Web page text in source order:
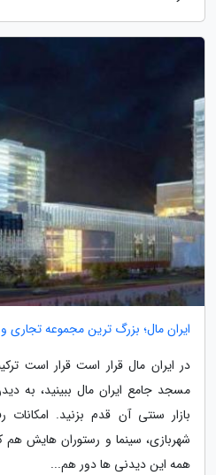
ایران مال؛ بزرگ ترین مجموعه تجاری
در ایران مال قرار است قرار است
مسجد جامع ایران مال ببینید، به
بازار سنتی آن قدم بزنید. امکانات
شهربازی، سینما و رستوران هایش هم
همه این دیدنی ها دور هم...